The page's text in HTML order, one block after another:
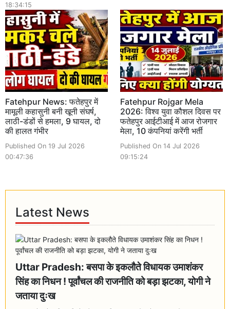
18:34:15
Fatehpur News: फतेहपुर में
मामूली कहासुनी बनी खूनी संघर्ष,
लाठी-डंडों से हमला, 9 घायल, दो
की हालत गंभीर
Published On 19 Jul 2026
00:47:36
Fatehpur Rojgar Mela
2026: विश्व युवा कौशल दिवस पर
फतेहपुर आईटीआई में आज रोजगार
मेला, 10 कंपनियां करेंगी भर्ती
Published On 14 Jul 2026
09:15:24
Latest News
Uttar Pradesh: बसपा के इकलौते विधायक उमाशंकर
सिंह का निधन ! पूर्वांचल की राजनीति को बड़ा झटका, योगी ने
जताया दुःख